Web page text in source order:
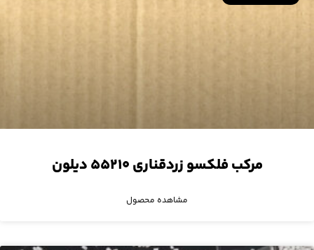
مرکب فلکسو زردقناری ۵۵۲۱۰ دیلون
مشاهده محصول